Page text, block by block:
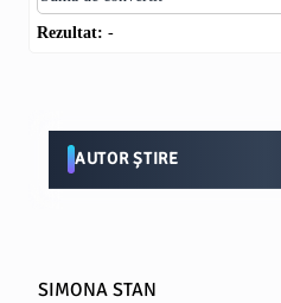
Rezultat: -
AUTOR ȘTIRE
SIMONA STAN